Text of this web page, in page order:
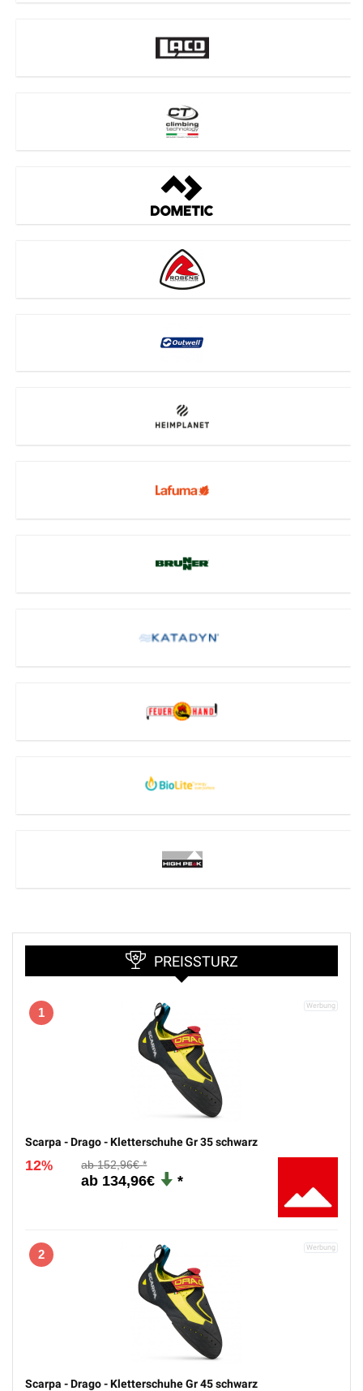
PREISSTURZ
1
Scarpa - Drago - Kletterschuhe Gr 35 schwarz
12% 152,96€
134,96€
2
Scarpa - Drago - Kletterschuhe Gr 45 schwarz